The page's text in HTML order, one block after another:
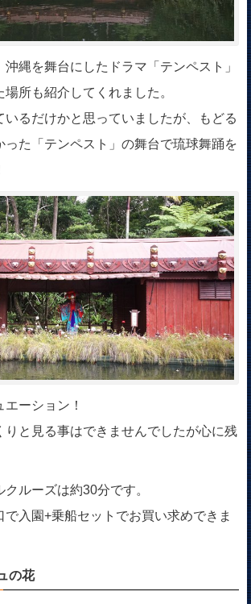
縄を舞台にしたドラマ「テンペスト」
所も紹介してくれました。
いるだけかと思っていましたが、もどる
った「テンペスト」の舞台で琉球舞踊を
ーション！
りと見る事はできませんでしたが心に残
ルーズは約30分です。
で入園+乗船セットでお買い求めできま
の花